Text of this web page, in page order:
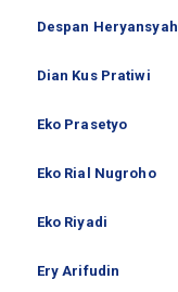
Despan Heryansyah
Dian Kus Pratiwi
Eko Prasetyo
Eko Rial Nugroho
Eko Riyadi
Ery Arifudin